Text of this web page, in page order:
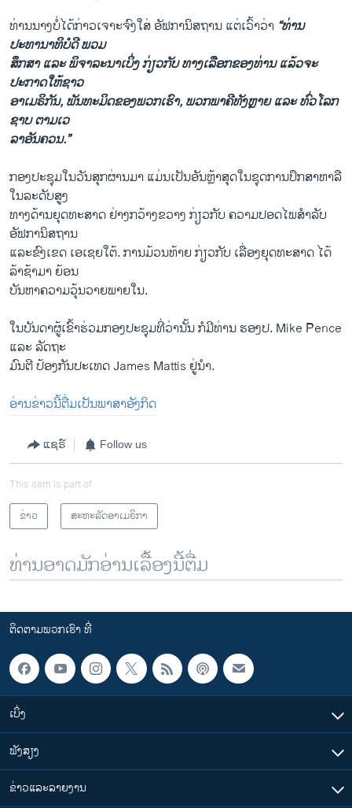
ທ່ານນາງບໍ່ໄດ້ກ່າວເຈາະຈົງໃສ່ ອັຟການິສຖານ ແຕ່ເວົ້າວ່າ “ທ່ານ
ປະທານາທິບໍດີ ພວມ
ສຶກສາ ແລະ ພິຈາລະນາເບິ່ງ ກ່ຽວກັບ ທາງເລືອກຂອງທ່ານ ແລ້ວຈະ
ປະກາດໃຫ້ຊາວ
ອາເມຣິກັນ, ພັນທະມິດຂອງພວກເຮົາ, ພວກພາຄີທັງຫຼາຍ ແລະ ທົ່ວໂລກ
ຊາບ ຕາມເວ
ລາອັນຄວນ.”
ກອງປະຊຸມໃນວັນສຸກຜ່ານມາ ແມ່ນເປັນອັນຫຼ້າສຸດໃນຊຸດການປຶກສາຫາລື
ໃນລະດັບສູງ
ທາງດ້ານຍຸດທະສາດ ຢ່າງກວ້າງຂວາງ ກ່ຽວກັບ ຄວາມປອດໄພສຳລັບ
ອັຟການິສຖານ
ແລະຂົງເຂດ ເອເຊຍໃຕ້. ການມ້ວນທ້າຍ ກ່ຽວກັບ ເລື່ອງຍຸດທະສາດ ໄດ້
ລ້າຊ້າມາ ຍ້ອນ
ບັນຫາຄວາມວຸ້ນວາຍພາຍໃນ.
ໃນບັນດາຜູ້ເຂົ້າຮ່ວມກອງປະຊຸມທີ່ວ່ານັ້ນ ກໍມີທ່ານ ຮອງປ. Mike Pence
ແລະ ລັດຖະ
ມົນຕີ ປ້ອງກັນປະເທດ James Mattis ຢູ່ນຳ.
ອ່ານຂ່າວນີ້ຕື່ມເປັນພາສາອັງກິດ
ແຊຣ໌ Follow us
This item is part of
ຂ່າວ
ສະຫະລັດອາເມຣິກາ
ທ່ານອາດມັກອ່ານເລື້ອງນີ້ຕື່ມ
ຕິດຕາມພວກເຮົາ ທີ່
ເບິ່ງ
ຟັງສຽງ
ຂ່າວແລະລາຍງານ